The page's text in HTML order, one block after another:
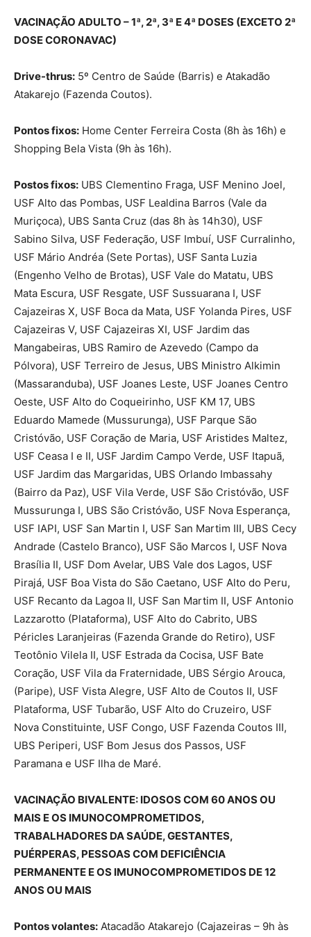
VACINAÇÃO ADULTO – 1ª, 2ª, 3ª E 4ª DOSES (EXCETO 2ª
DOSE CORONAVAC)
Drive-thrus: 5º Centro de Saúde (Barris) e Atakadão
Atakarejo (Fazenda Coutos).
Pontos fixos: Home Center Ferreira Costa (8h às 16h) e
Shopping Bela Vista (9h às 16h).
Postos fixos: UBS Clementino Fraga, USF Menino Joel,
USF Alto das Pombas, USF Lealdina Barros (Vale da
Muriçoca), UBS Santa Cruz (das 8h às 14h30), USF
Sabino Silva, USF Federação, USF Imbuí, USF Curralinho,
USF Mário Andréa (Sete Portas), USF Santa Luzia
(Engenho Velho de Brotas), USF Vale do Matatu, UBS
Mata Escura, USF Resgate, USF Sussuarana I, USF
Cajazeiras X, USF Boca da Mata, USF Yolanda Pires, USF
Cajazeiras V, USF Cajazeiras XI, USF Jardim das
Mangabeiras, UBS Ramiro de Azevedo (Campo da
Pólvora), USF Terreiro de Jesus, UBS Ministro Alkimin
(Massaranduba), USF Joanes Leste, USF Joanes Centro
Oeste, USF Alto do Coqueirinho, USF KM 17, UBS
Eduardo Mamede (Mussurunga), USF Parque São
Cristóvão, USF Coração de Maria, USF Aristides Maltez,
USF Ceasa I e II, USF Jardim Campo Verde, USF Itapuã,
USF Jardim das Margaridas, UBS Orlando Imbassahy
(Bairro da Paz), USF Vila Verde, USF São Cristóvão, USF
Mussurunga I, UBS São Cristóvão, USF Nova Esperança,
USF IAPI, USF San Martin I, USF San Martim III, UBS Cecy
Andrade (Castelo Branco), USF São Marcos I, USF Nova
Brasília II, USF Dom Avelar, UBS Vale dos Lagos, USF
Pirajá, USF Boa Vista do São Caetano, USF Alto do Peru,
USF Recanto da Lagoa II, USF San Martim II, USF Antonio
Lazzarotto (Plataforma), USF Alto do Cabrito, UBS
Péricles Laranjeiras (Fazenda Grande do Retiro), USF
Teotônio Vilela II, USF Estrada da Cocisa, USF Bate
Coração, USF Vila da Fraternidade, UBS Sérgio Arouca,
(Paripe), USF Vista Alegre, USF Alto de Coutos II, USF
Plataforma, USF Tubarão, USF Alto do Cruzeiro, USF
Nova Constituinte, USF Congo, USF Fazenda Coutos III,
UBS Periperi, USF Bom Jesus dos Passos, USF
Paramana e USF Ilha de Maré.
VACINAÇÃO BIVALENTE: IDOSOS COM 60 ANOS OU
MAIS E OS IMUNOCOMPROMETIDOS,
TRABALHADORES DA SAÚDE, GESTANTES,
PUÉRPERAS, PESSOAS COM DEFICIÊNCIA
PERMANENTE E OS IMUNOCOMPROMETIDOS DE 12
ANOS OU MAIS
Pontos volantes: Atacadão Atakarejo (Cajazeiras – 9h às